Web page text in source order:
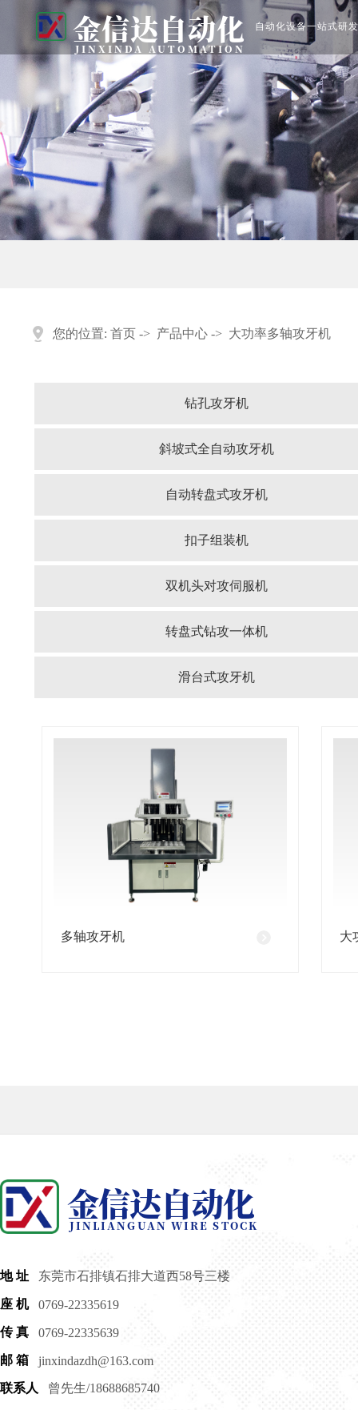
金信达自动化
JINXINDA AUTOMATION
自动化设备一站式研
您的位置:首页 -> 产品中心 -> 大功率多轴攻牙机
钻孔攻牙机
斜坡式全自动攻牙机
自动转盘式攻牙机
扣子组装机
双机头对攻伺服机
转盘式钻攻一体机
滑台式攻牙机
多轴攻牙机 大
金信达自动化
JINLIANGUAN WIRE STOCK
地 址 东莞市石排镇石排大道西58号三楼
座 机 0769-22335619
传 真 0769-22335639
邮 箱 jinxindazdh@163.com
联系人 曾先生/18688685740